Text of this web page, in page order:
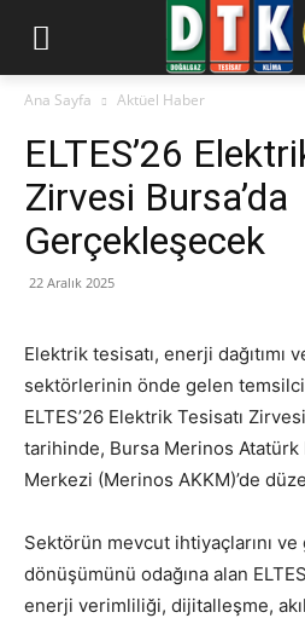
Ana Sayfa Aktüel Haber
ELTES’26
Zirvesi Bursa’da
Gerçekleşecek
22 Aralık 2025
Elektrik tesisatı, enerji dağıtımı
sektörlerinin önde gelen
ELTES’26 Elektrik Tesisatı
tarihinde, Bursa Merinos
Merkezi (Merinos AKKM)’de
Sektörün mevcut ihtiyaçlarını
dönüşümünü odağına alan
enerji verimliliği, dijitalleşme,